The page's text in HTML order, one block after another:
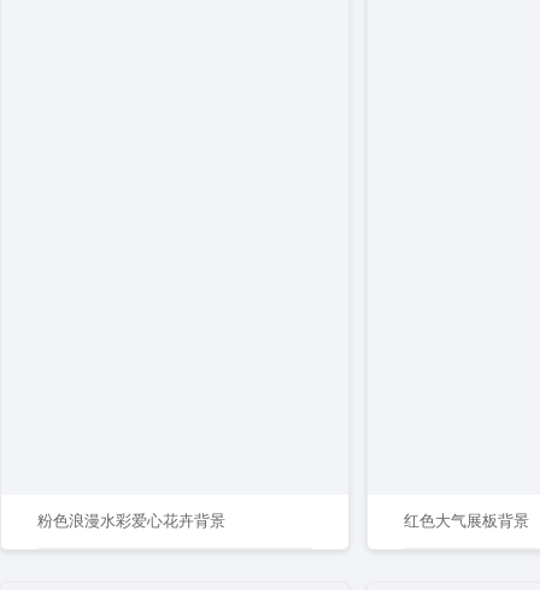
粉色浪漫水彩爱心花卉背景 红色大气展板背景